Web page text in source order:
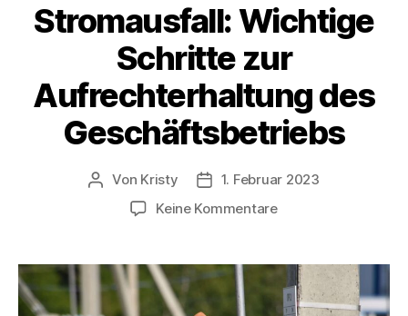
Stromausfall: Wichtige
Schritte zur
Aufrechterhaltung des
Geschäftsbetriebs
Von Kristy
1. Februar 2023
Keine Kommentare